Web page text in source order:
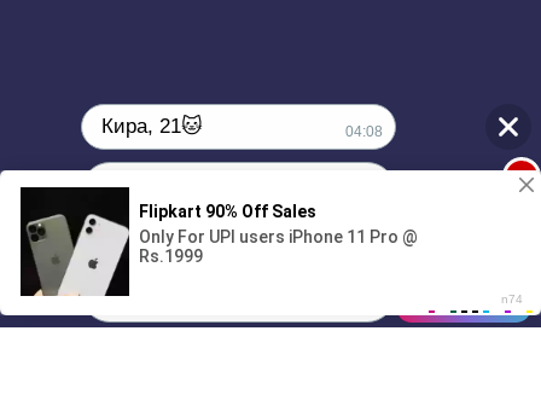
01/07
00:00
Кира, 21🐱 04:08
Поиграешь со мной? 💖🐾 1